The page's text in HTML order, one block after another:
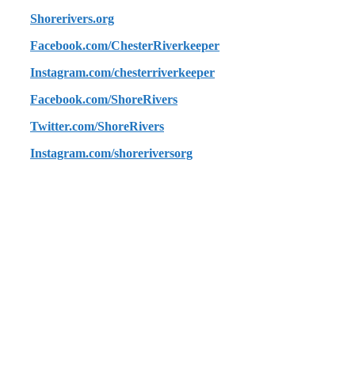
Shorerivers.org
Facebook.com/ChesterRiverkeeper
Instagram.com/chesterriverkeeper
Facebook.com/ShoreRivers
Twitter.com/ShoreRivers
Instagram.com/shoreriversorg